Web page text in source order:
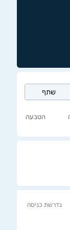
שתף
הטבעה
נדרשת כניסה